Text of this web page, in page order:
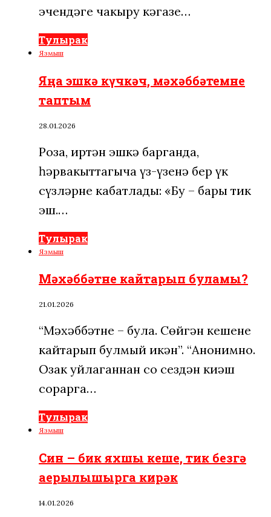
эчендәге чакыру кәгазе…
Тулырак
Язмыш
Яңа эшкә күчкәч, мәхәббәтемне
таптым
28.01.2026
Роза, иртән эшкә барганда,
һәрвакыттагыча үз-үзенә бер үк
сүзләрне кабатлады: «Бу – бары тик
эш.…
Тулырак
Язмыш
Мәхәббәтне кайтарып буламы?
21.01.2026
“Мәхәббәтне – була. Сөйгән кешене
кайтарып булмый икән”. “Анонимно.
Озак уйлаганнан соң сездән киңәш
сорарга…
Тулырак
Язмыш
Син – бик яхшы кеше, тик безгә
аерылышырга кирәк
14.01.2026